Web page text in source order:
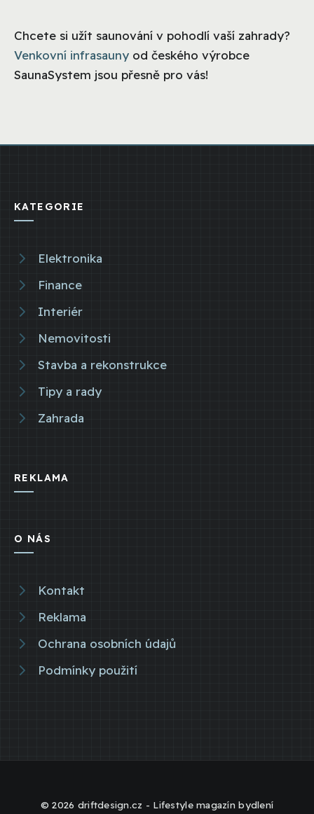
Chcete si užít saunování v pohodlí vaší zahrady?
Venkovní infrasauny od českého výrobce
SaunaSystem jsou přesně pro vás!
KATEGORIE
Elektronika
Finance
Interiér
Nemovitosti
Stavba a rekonstrukce
Tipy a rady
Zahrada
REKLAMA
O NÁS
Kontakt
Reklama
Ochrana osobních údajů
Podmínky použití
© 2026 driftdesign.cz - Lifestyle magazín bydlení